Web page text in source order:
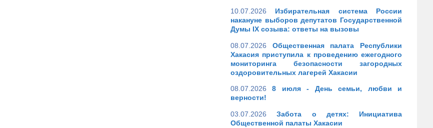
10.07.2026
Избирательная система России
накануне выборов депутатов Государственной
Думы IX созыва: ответы на вызовы
08.07.2026
Общественная палата Республики
Хакасия приступила к проведению ежегодного
мониторинга безопасности загородных
оздоровительных лагерей Хакасии
08.07.2026
8 июля - День семьи, любви и
верности!
03.07.2026
Забота о детях: Инициатива
Общественной палаты Хакасии